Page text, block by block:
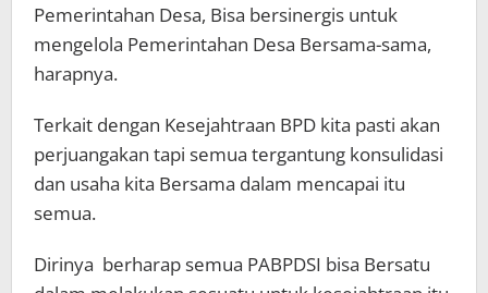
Pemerintahan Desa, Bisa bersinergis untuk
mengelola Pemerintahan Desa Bersama-sama,
harapnya.
Terkait dengan Kesejahtraan BPD kita pasti akan
perjuangakan tapi semua tergantung konsulidasi
dan usaha kita Bersama dalam mencapai itu
semua.
Dirinya berharap semua PABPDSI bisa Bersatu